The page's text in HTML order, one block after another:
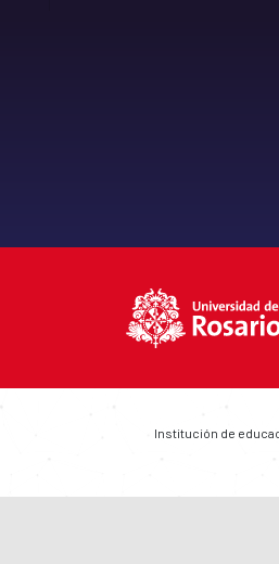
Institución de